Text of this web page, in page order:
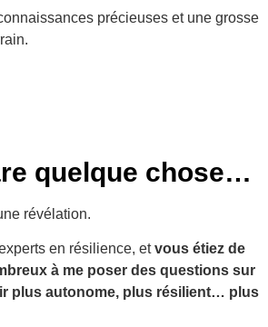
précieuses et une grosse
quelque chose…
révélation.
en résilience, etvous étiez de
à me poser des questions sur
plus autonome, plus résilient… plus